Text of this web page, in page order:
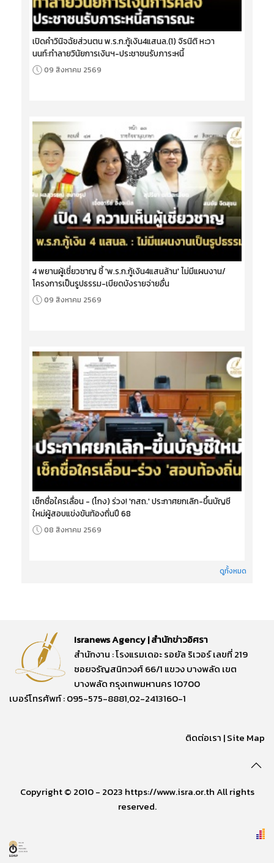
เปิดคำวินิจฉัยส่วนตน พ.ร.ก.กู้เงิน4แสนล.(1) จิรนิติ หะวา
นนท์:ทำลายวินัยการเงินฯ-ประชาชนรับภาระหนี้
09 สิงหาคม 2569
4 พยานผู้เชี่ยวชาญ ชี้ 'พ.ร.ก.กู้เงิน4แสนล้าน' ไม่มีแผนงาน/
โครงการเป็นรูปธรรม-เบียดบังรายจ่ายอื่น
09 สิงหาคม 2569
เช็กชื่อใครเลื่อน - (โกง) ร่วง! 'กสถ.' ประกาศยกเลิก-ขึ้นบัญชี
ใหม่ผู้สอบแข่งขันท้องถิ่นปี 68
08 สิงหาคม 2569
ดูทั้งหมด
Isranews Agency | สำนักข่าวอิศรา
สำนักงาน : โรงแรมเดอะ รอยัล ริเวอร์ เลขที่ 219
ซอยจรัญสนิทวงศ์ 66/1 แขวง บางพลัด เขต
บางพลัด กรุงเทพมหานคร 10700
เบอร์โทรศัพท์ : 095-575-8881,02-2413160-1
ติดต่อเรา |Site Map
Copyright © 2010 - 2023 https://www.isra.or.th All rights
reserved.